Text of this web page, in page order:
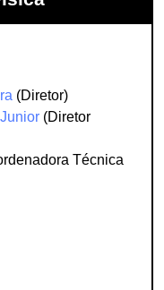
(Diretor)
(Diretor
Técnica